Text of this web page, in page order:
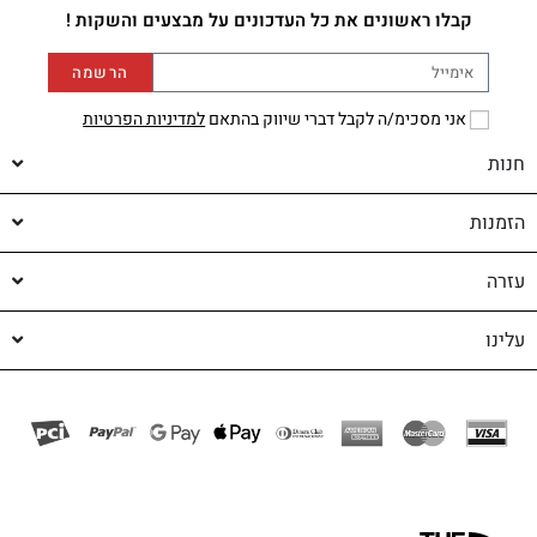
קבלו ראשונים את כל העדכונים על מבצעים והשקות !
אני מסכימ/ה לקבל דברי שיווק בהתאםלמדיניות הפרטיות
הרשמה
חנות
הזמנות
עזרה
עלינו